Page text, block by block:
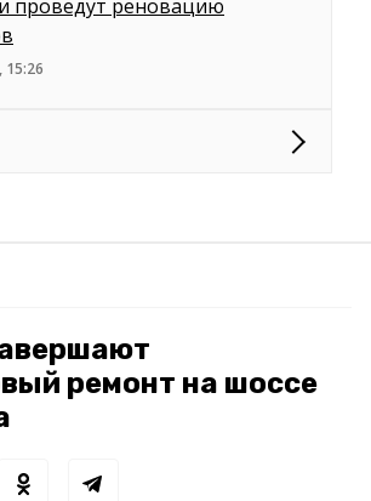
проведут реновацию
15:26
ремонт на шоссе